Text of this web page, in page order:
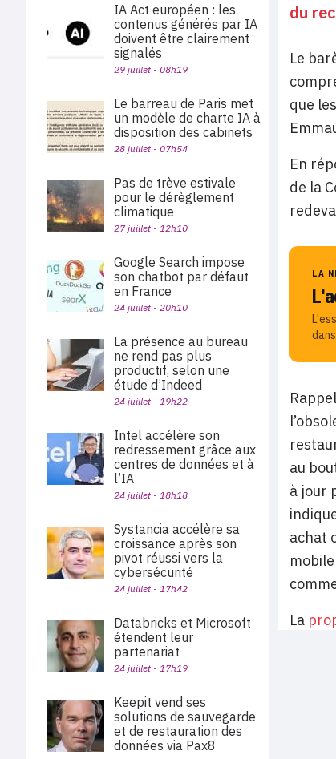
du
Le
que
En
de la
LA
au
à jour
achat
La
IA Act européen : les
contenus générés par IA
doivent être clairement
signalés
29 juillet - 08h19
Le barreau de Paris met
un modèle de charte IA à
disposition des cabinets
28 juillet - 07h54
Pas de trève estivale
pour le dérèglement
climatique
27 juillet - 12h10
Google Search impose
son chatbot par défaut
en France
24 juillet - 20h10
La présence au bureau
ne rend pas plus
productif, selon une
étude d’Indeed
24 juillet - 19h22
Intel accélère son
redressement grâce aux
centres de données et à
l’IA
24 juillet - 18h18
Systancia accélère sa
croissance après son
pivot réussi vers la
cybersécurité
24 juillet - 17h42
Databricks et Microsoft
étendent leur
partenariat
24 juillet - 17h19
Keepit vend ses
solutions de sauvegarde
et de restauration des
données via Pax8